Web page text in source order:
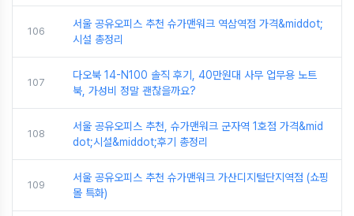
106
서울 공유오피스 추천 슈가맨워크 역삼역점 가격&middot;
시설 총정리
107
다오북 14-N100 솔직 후기, 40만원대 사무 업무용 노트
북, 가성비 정말 괜찮을까요?
108
서울 공유오피스 추천, 슈가맨워크 군자역 1호점 가격&mid
dot;시설&middot;후기 총정리
109
서울 공유오피스 추천 슈가맨워크 가산디지털단지역점 (쇼핑
몰 특화)